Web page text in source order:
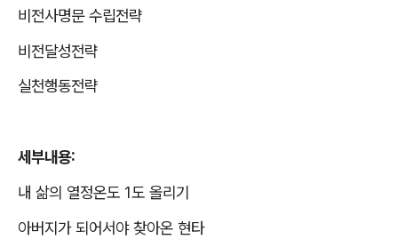
비전사명문 수립전략
비전달성전략
실천행동전략
세부내용:
내 삶의 열정온도 1도 올리기
아버지가 되어서야 찾아온 현타